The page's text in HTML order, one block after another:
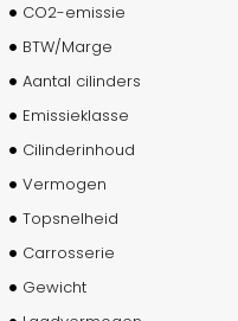
CO2-emissie
BTW/Marge
Aantal cilinders
Emissieklasse
Cilinderinhoud
Vermogen
Topsnelheid
Carrosserie
Gewicht